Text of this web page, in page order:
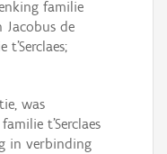
familie
Jacobus de
t’Serclaes;
was
t’Serclaes
in verbinding